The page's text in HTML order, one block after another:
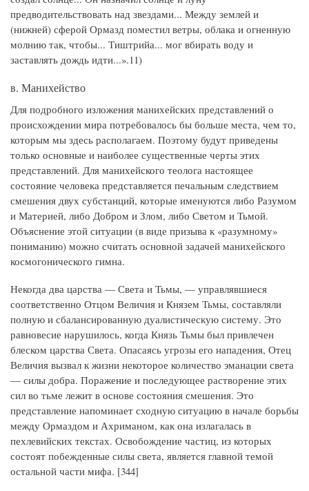
предводительствовать над звездами... Между землей и
(нижней) сферой Ормазд поместил ветры, облака и огненную
молнию так, чтобы... Тиштрийа... мог вбирать воду и
заставлять дождь идти...».11)
в. Манихейство
Для подробного изложения манихейских представлений о
происхождении мира потребовалось бы больше места, чем то,
которым мы здесь располагаем. Поэтому будут приведены
только основные и наиболее существенные черты этих
представлений. Для манихейского теолога настоящее
состояние человека представляется печальным следствием
смешения двух субстанций, которые именуются либо Разумом
и Материей, либо Добром и Злом, либо Светом и Тьмой.
Объяснение этой ситуации (в виде призыва к «разумному»
пониманию) можно считать основной задачей манихейского
космогонического гимна.
Некогда два царства — Света и Тьмы, — управлявшиеся
соответственно Отцом Величия и Князем Тьмы, составляли
полную и сбалансированную дуалистическую систему. Это
равновесие нарушилось, когда Князь Тьмы был привлечен
блеском царства Света. Опасаясь угрозы его нападения, Отец
Величия вызвал к жизни некоторое количество эманации света
— силы добра. Поражение и последующее растворение этих
сил во тьме лежит в основе состояния смешения. Это
представление напоминает сходную ситуацию в начале борьбы
между Ормаздом и Ахриманом, как она излагалась в
пехлевийских текстах. Освобождение частиц, из которых
состоят побежденные силы света, является главной темой
остальной части мифа. [344]